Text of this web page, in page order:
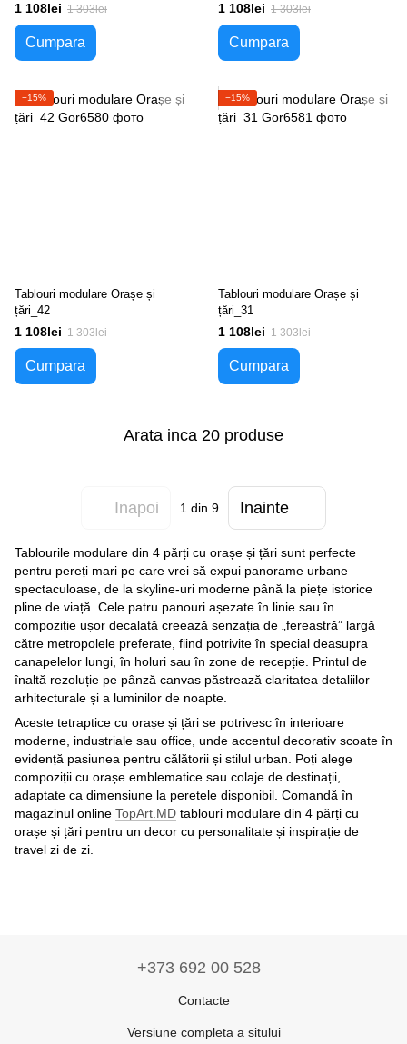
1 108lei 1 303lei
Cumpara
1 108lei 1 303lei
Cumpara
−15%
Tablouri modulare Orașe și
țări_42
1 108lei 1 303lei
Cumpara
−15%
Tablouri modulare Orașe și
țări_31
1 108lei 1 303lei
Cumpara
Arata inca 20 produse
Inapoi 1 din 9 Inainte
Tablourile modulare din 4 părți cu orașe și țări sunt perfecte
pentru pereți mari pe care vrei să expui panorame urbane
spectaculoase, de la skyline-uri moderne până la piețe istorice
pline de viață. Cele patru panouri așezate în linie sau în
compoziție ușor decalată creează senzația de „fereastră” largă
către metropolele preferate, fiind potrivite în special deasupra
canapelelor lungi, în holuri sau în zone de recepție. Printul de
înaltă rezoluție pe pânză canvas păstrează claritatea detaliilor
arhitecturale și a luminilor de noapte.
Aceste tetraptice cu orașe și țări se potrivesc în interioare
moderne, industriale sau office, unde accentul decorativ scoate în
evidență pasiunea pentru călătorii și stilul urban. Poți alege
compoziții cu orașe emblematice sau colaje de destinații,
adaptate ca dimensiune la peretele disponibil. Comandă în
magazinul online TopArt.MD tablouri modulare din 4 părți cu
orașe și țări pentru un decor cu personalitate și inspirație de
travel zi de zi.
+373 692 00 528
Contacte
Versiune completa a sitului